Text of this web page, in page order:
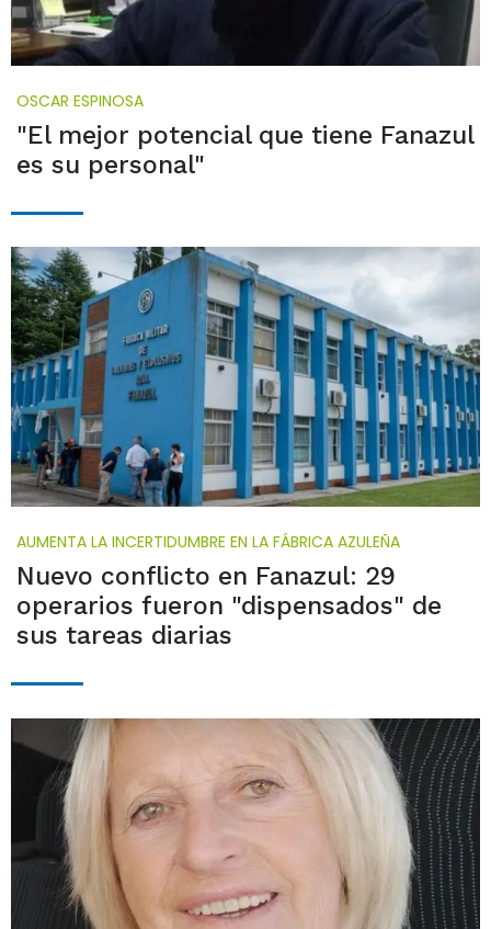
OSCAR ESPINOSA
"El mejor potencial que tiene Fanazul
es su personal"
AUMENTA LA INCERTIDUMBRE EN LA FÁBRICA AZULEÑA
Nuevo conflicto en Fanazul: 29
operarios fueron "dispensados" de
sus tareas diarias